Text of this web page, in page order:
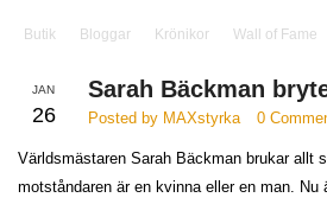
Butik Bloggar Krönikor Wall of Fame
JAN
26
Sarah Bäckman
Posted by MAXstyrka 0
Världsmästaren Sarah Bäckman brukar allt
motståndaren är en kvinna eller en man.